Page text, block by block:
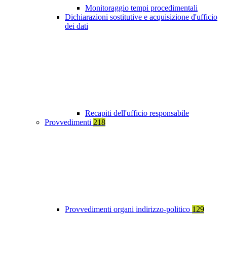
Monitoraggio tempi procedimentali
Dichiarazioni sostitutive e acquisizione d'ufficio
dei dati
Recapiti dell'ufficio responsabile
Provvedimenti 218
Provvedimenti organi indirizzo-politico 129